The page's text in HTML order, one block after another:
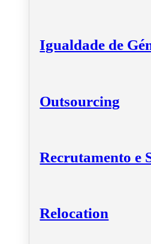
Igualdade de
Outsourcing
Recrutamento e
Relocation